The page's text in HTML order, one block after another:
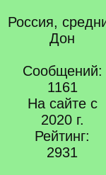
Россия,
Дон
Сообщений:
1161
На сайте с
2020 г.
Рейтинг:
2931